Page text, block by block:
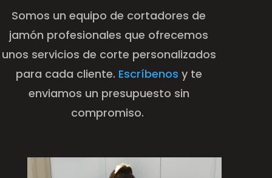
Somos un equipo de cortadores de
jamón profesionales que ofrecemos
unos servicios de corte personalizados
para cada cliente. Escríbenos y te
enviamos un presupuesto sin
compromiso.